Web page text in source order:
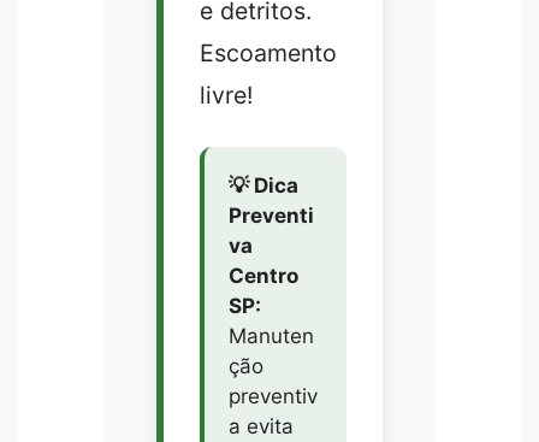
e detritos.
Escoamento
livre!
💡 Dica
Preventi
va
Centro
SP:
Manuten
ção
preventiv
a evita